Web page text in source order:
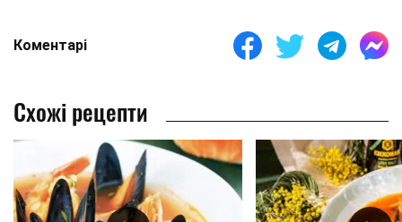
Коментарі
Схожі рецепти